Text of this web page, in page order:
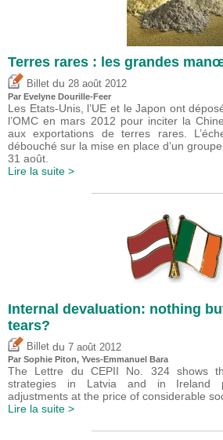
Terres rares : les grandes
Billet du 28 août 2012
Par Evelyne Dourille-Feer
Les Etats-Unis, l’UE et le Japon ont
l’OMC en mars 2012 pour inciter la
aux exportations de terres rares.
débouché sur la mise en place d’un
31 août.
Lire la suite >
Internal devaluation: nothing
tears?
Billet du 7 août 2012
Par Sophie Piton, Yves-Emmanuel Bara
The Lettre du CEPII No. 324 shows
strategies in Latvia and in Ireland
adjustments at the price of considerable
Lire la suite >